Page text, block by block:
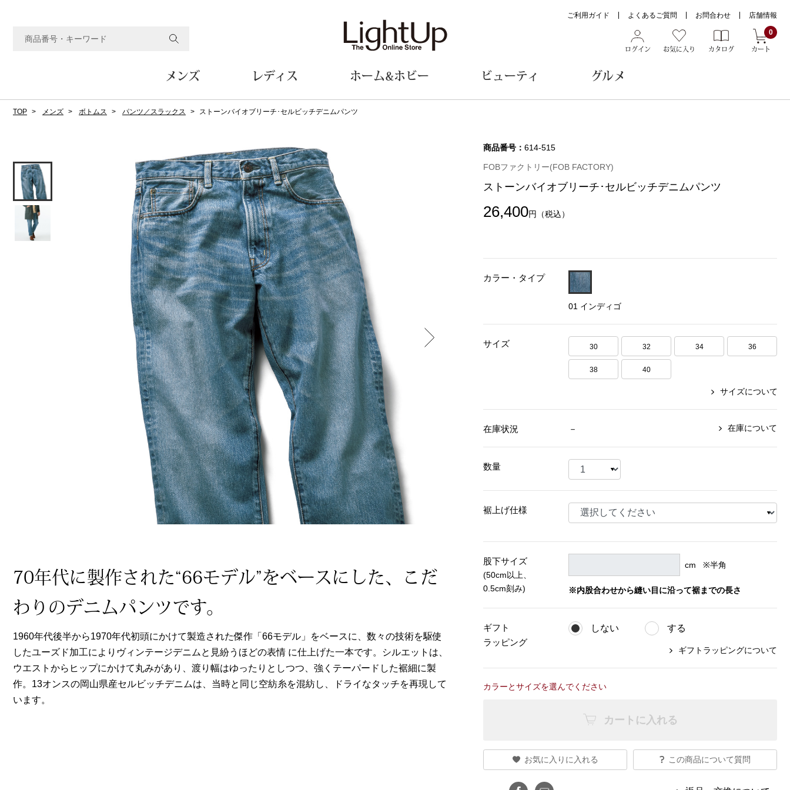
ログイン お気に入り カタログ
0
カート
ご利用ガイド よくあるご質問 お問合わせ 店舗情報
メンズ
ジャケット
コート
ブルゾン
その他
ルーム･アンダーウェア
ルームウェア／パジャマ
アンダーウェア
その他
バッグ
トートバッグ
ハンドバッグ
ショルダーバッグ
ブリーフケース
クラッチバッグ
ボディバッグ
リュック･バックパック
ボストンバッグ
スーツケース／キャリーバッグ
その他
シューズ
スリップオン
レースアップ
スニーカー
ブーツ
サンダル
その他
財布／コインケース
革小物
ポーチ
その他
ウオッチ／アクセサリー
ウオッチ
ネックレス
ブレスレット
その他
ファッション雑貨
帽子
ネクタイ
マフラー／スヌード
スカーフ／ストール
手袋
ベルト
靴下
サングラス／メガネ
傘／日傘
その他
和装
その他
その他
BOGARD 最新号はこちら
おすすめブランド
ザ･ノース･フェイス
ヘリーハンセン
おすすめ特集
パートナー
【特集】canterbury／カンタベリー
【特集】HELLY HANSEN／ヘリー
ハンセン
おすすめカタログ
レディス
ジャケット
コート
ブルゾン
その他
スカート
パンツ／スラックス
ワイド･ガウチョパンツ
レギンス／スパッツ
ショート･クロップドパンツ
その他
ルーム･アンダーウェア
ルームウェア／パジャマ
アンダーウェア
その他
バッグ
トートバッグ
ハンドバッグ
ショルダーバッグ
クラッチバッグ
ボディバッグ
リュック･バックパック
ボストンバッグ
スーツケース／キャリーバッグ
その他
スリップオン
レースアップ
パンプス
スニーカー
ブーツ
サンダル
その他
財布／小物
財布／コインケース
革小物
ポーチ
その他
ウオッチ／アクセサリー
ウオッチ
ネックレス
ブレスレット
リング
イヤリング／ピアス
ブローチ
その他
ファッション雑貨
マフラー／スヌード
手袋
その他
着物／浴衣
リネアフレスコ
ヤッコマリカルド
銀座花菱
おすすめ特集
【特集】ベーシックアイテム for
Ladies
【特集】〈ロングウォーク〉カラフ
ホーム&ホビー
テーブル／椅子･座椅子
収納家具
その他
ファブリック
キッチン･テーブルウェア
テーブルウェア
調理器具
キッチン雑貨
その他
家電
生活家電
キッチン家電
AV機器
その他
ホビー･キッズ
ホビー／玩具
人形／ぬいぐるみ
光学機器
ステーショナリー
AVソフト／書籍／図録
アウトドア･スポーツ用品
その他
おすすめブランド
セイコー
【特集】William Morris／ウィリア
ム･モリス
【特集】ギフトセレクション
ビューティ
ボディケア
ヘアケア
フレグランス
その他
ベキュア グラン／プレミアム
メイクプロポーション
ネイチャーマジック
おすすめ特集
【特集】VECUA GRAND PREMIUM
【特集】五島の椿
グルメ
ワイン／ビール／酒
その他
食彩倶楽部
おすすめ特集
TOP メンズ ボトムス パンツ／スラックス ストーンバイオブリーチ･セルビッチデニムパンツ
70年代に製作された“66モデル”をベースにした、こだ
わりのデニムパンツです。
1960年代後半から1970年代初頭にかけて製造された傑作「66モデル」をベースに、数々の技術を駆使
したユーズド加工によりヴィンテージデニムと見紛うほどの表情 に仕上げた一本です。シルエットは、
ウエストからヒップにかけて丸みがあり、渡り幅はゆったりとしつつ、強くテーパードした裾細に製
作。13オンスの岡山県産セルビッチデニムは、当時と同じ空紡糸を混紡し、ドライなタッチを再現して
います。
商品番号： 614-515
FOBファクトリー(FOB FACTORY)
ストーンバイオブリーチ･セルビッチデニムパンツ
26,400円 （税込）
カラー・タイプ
01 インディゴ
サイズ 30 32 34 36
38 40
サイズについて
在庫状況 － 在庫について
数量
裾上げ仕様
股下サイズ
(50cm以上、
0.5cm刻み)
cm ※半角
※内股合わせから縫い目に沿って裾までの長さ
ギフト
ラッピング
しない する
ギフトラッピングについて
カラーとサイズを選んでください
カートに入れる
お気に入りに入れる この商品について質問